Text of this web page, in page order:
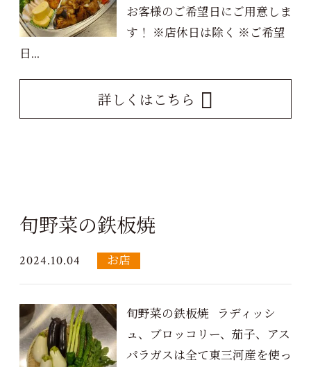
お客様のご希望日にご用意しま
す！ ※店休日は除く ※ご希望
日...
詳しくはこちら
旬野菜の鉄板焼
2024.10.04 お店
旬野菜の鉄板焼 ラディッシ
ュ、ブロッコリー、茄子、アス
パラガスは全て東三河産を使っ